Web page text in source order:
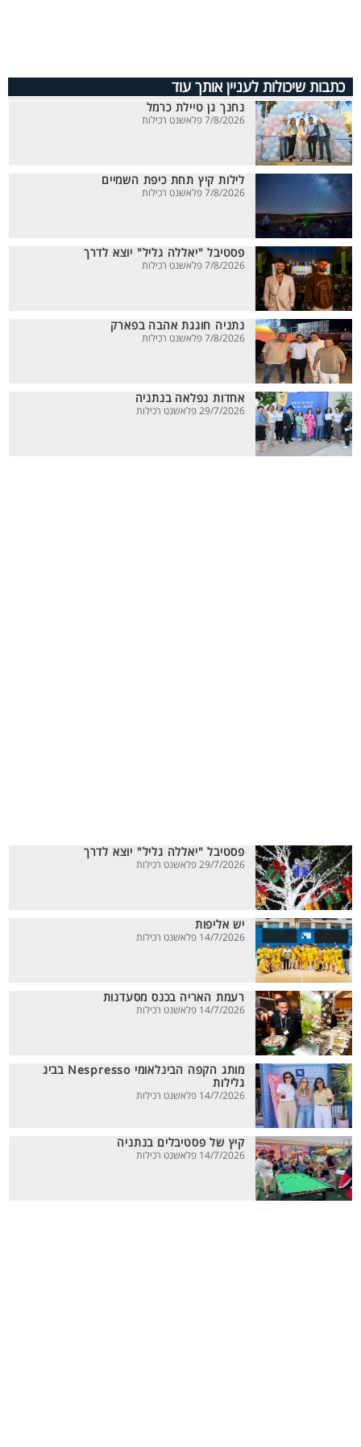
כתבות שיכולות לעניין אותך עוד
נחנך גן טיילת כרמל
7/8/2026 פלאשנט רכילות
לילות קיץ תחת כיפת השמיים
7/8/2026 פלאשנט רכילות
פסטיבל "יאללה גליל" יוצא לדרך
7/8/2026 פלאשנט רכילות
נתניה חוגגת אהבה בפארק
7/8/2026 פלאשנט רכילות
אחדות נפלאה בנתניה
29/7/2026 פלאשנט רכילות
פסטיבל "יאללה גליל" יוצא לדרך
29/7/2026 פלאשנט רכילות
יש אליפות
14/7/2026 פלאשנט רכילות
רעמת האריה בכנס מסעדנות
14/7/2026 פלאשנט רכילות
מותג הקפה הבינלאומי Nespresso בביג
גלילות
14/7/2026 פלאשנט רכילות
קיץ של פסטיבלים בנתניה
14/7/2026 פלאשנט רכילות